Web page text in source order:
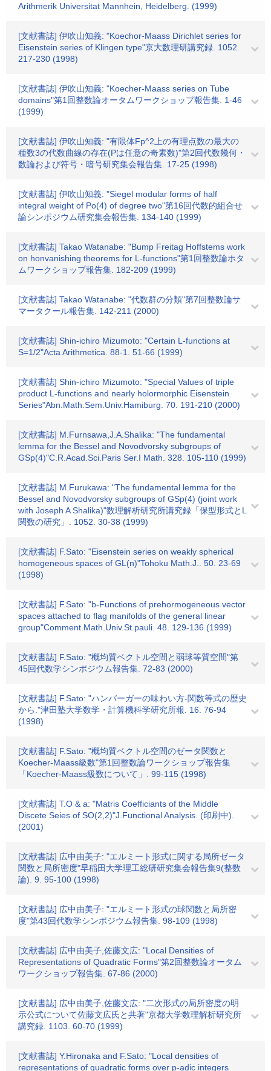
Arithmerik Universitat Mannhein, Heidelberg. (1999)
[文献書誌] 伊吹山知義: "Koechor-Maass Dirichlet series for
Eisenstein series of Klingen type"京大数理研講究録. 1052.
217-230 (1998)
[文献書誌] 伊吹山知義: "Koecher-Maass series on Tube
domains"第1回整数論オータムワークショップ報告集. 1-46
(1999)
[文献書誌] 伊吹山知義: "有限体Fp^2上の有理点数の最大の
種数3の代数曲線の存在(Pは任意の奇素数)"第2回代数幾何・
数論および符号・暗号研究集会報告集. 17-25 (1998)
[文献書誌] 伊吹山知義: "Siegel modular forms of half
integral weight of Po(4) of degree two"第16回代数的組合せ
論シンポジウム研究集会報告集. 134-140 (1999)
[文献書誌] Takao Watanabe: "Bump Freitag Hoffstems work
on honvanishing theorems for L-functions"第1回整数論ホタ
ムワークショップ報告集. 182-209 (1999)
[文献書誌] Takao Watanabe: "代数群の分類"第7回整数論サ
マータクール報告集. 142-211 (2000)
[文献書誌] Shin-ichiro Mizumoto: "Certain L-functions at
S=1/2"Acta Arithmetica. 88-1. 51-66 (1999)
[文献書誌] Shin-ichiro Mizumoto: "Special Values of triple
product L-functions and nearly holormorphic Eisenstein
Series"Abn.Math.Sem.Univ.Hamiburg. 70. 191-210 (2000)
[文献書誌] M.Furnsawa,J.A.Shalika: "The fundamental
lemma for the Bessel and Novodvorsky subgroups of
GSp(4)"C.R.Acad.Sci.Paris Ser.I Math. 328. 105-110 (1999)
[文献書誌] M.Furukawa: "The fundamental lemma for the
Bessel and Novodvorsky subgroups of GSp(4) (joint work
with Joseph A Shalika)"数理解析研究所講究録「保型形式とL
関数の研究」. 1052. 30-38 (1999)
[文献書誌] F.Sato: "Eisenstein series on weakly spherical
homogeneous spaces of GL(n)"Tohoku Math.J.. 50. 23-69
(1998)
[文献書誌] F.Sato: "b-Functions of prehormogeneous vector
spaces attached to flag manifolds of the general linear
group"Comment.Math.Univ.St.pauli. 48. 129-136 (1999)
[文献書誌] F.Sato: "概均質ベクトル空間と弱球等質空間"第
45回代数学シンポジウム報告集. 72-83 (2000)
[文献書誌] F.Sato: "ハンバーガーの味わい方-関数等式の歴史
から."津田塾大学数学・計算機科学研究所報. 16. 76-94
(1998)
[文献書誌] F.Sato: "概均質ベクトル空間のゼータ関数と
Koecher-Maass級数"第1回整数論ワークショップ報告集
「Koecher-Maass級数について」. 99-115 (1998)
[文献書誌] T.O & a: "Matris Coefficiants of the Middle
Discete Seies of SO(2,2)"J.Functional Analysis. (印刷中).
(2001)
[文献書誌] 広中由美子: "エルミート形式に関する局所ゼータ
関数と局所密度"早稲田大学理工総研研究集会報告集9(整数
論). 9. 95-100 (1998)
[文献書誌] 広中由美子: "エルミート形式の球関数と局所密
度"第43回代数学シンポジウム報告集. 98-109 (1998)
[文献書誌] 広中由美子,佐藤文広: "Local Densities of
Representations of Quadratic Forms"第2回整数論オータム
ワークショップ報告集. 67-86 (2000)
[文献書誌] 広中由美子,佐藤文広: "二次形式の局所密度の明
示公式について佐藤文広氏と共著"京都大学数理解析研究所
講究録. 1103. 60-70 (1999)
[文献書誌] Y.Hironaka and F.Sato: "Local densities of
representations of quadratic forms over p-adic integers